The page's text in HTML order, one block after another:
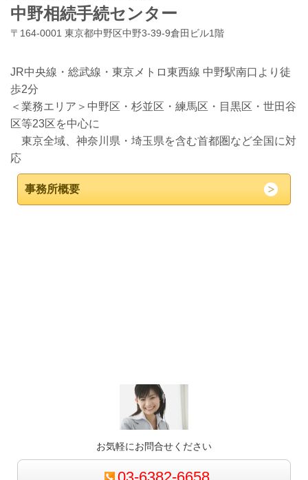
中野相続手続センター
〒164-0001 東京都中野区中野3-39-9倉田ビル1階
JR中央線・総武線・東京メトロ東西線 中野駅南口より徒
歩2分
＜業務エリア＞中野区・杉並区・練馬区・目黒区・世田谷
区等23区を中心に
東京全域、神奈川県・埼玉県を含む首都圏など全国に対
応
事務所概要
お気軽にお問合せください